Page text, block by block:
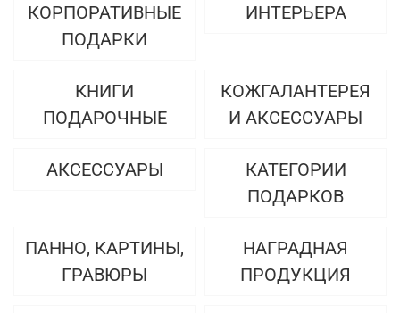
КОРПОРАТИВНЫЕ
ПОДАРКИ
ИНТЕРЬЕРА
КНИГИ
ПОДАРОЧНЫЕ
КОЖГАЛАНТЕРЕЯ
И АКСЕССУАРЫ
АКСЕССУАРЫ
КАТЕГОРИИ
ПОДАРКОВ
ПАННО, КАРТИНЫ,
ГРАВЮРЫ
НАГРАДНАЯ
ПРОДУКЦИЯ